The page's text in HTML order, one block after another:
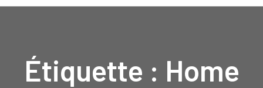
Étiquette : Home